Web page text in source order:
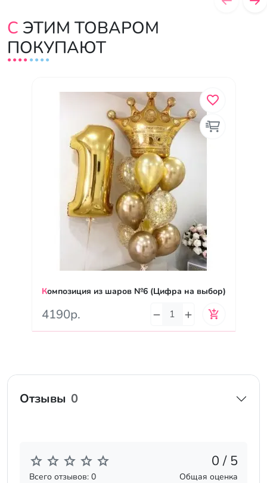
С ЭТИМ ТОВАРОМ
ПОКУПАЮТ
Композиция из шаров №6 (Цифра на выбор)
4190р.
Отзывы 0
0 / 5
Всего отзывов: 0 Общая оценка